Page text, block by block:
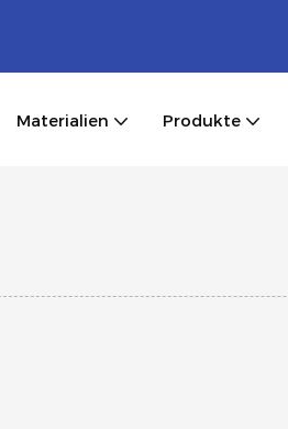
Materialien Produkte